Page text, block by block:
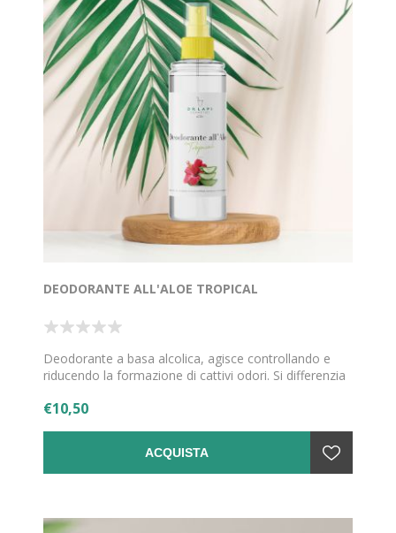
DEODORANTE ALL'ALOE TROPICAL
Deodorante a basa alcolica, agisce controllando e
riducendo la formazione di cattivi odori. Si differenzia
dalle note agrumate e di vaniglia.
€10,50
ACQUISTA